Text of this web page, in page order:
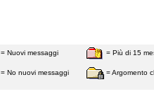
= Nuovi messaggi
= No nuovi messaggi
= Più di 15
= Argomento